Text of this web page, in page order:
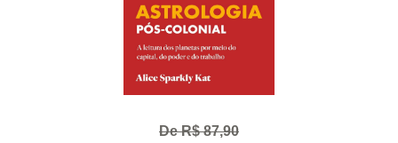
De R$ 87,90